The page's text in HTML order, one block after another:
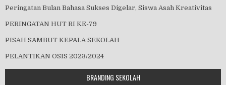
Peringatan Bulan Bahasa Sukses Digelar, Siswa Asah Kreativitas
PERINGATAN HUT RI KE-79
PISAH SAMBUT KEPALA SEKOLAH
PELANTIKAN OSIS 2023/2024
BRANDING SEKOLAH